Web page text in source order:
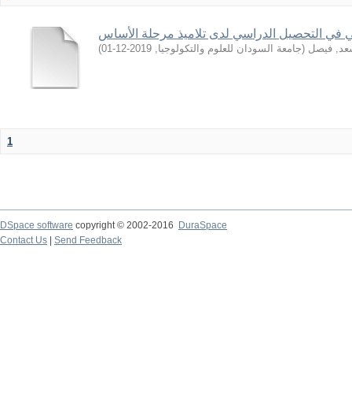
في التحصيل الدراسي لدى تلاميذ مرحلة الأساس
فيصل (جامعة السودان للعلوم والتكولوجيا,
2019-12-01
)
1
DSpace software copyright © 2002-2016
DuraSpace
Contact Us
Send Feedback